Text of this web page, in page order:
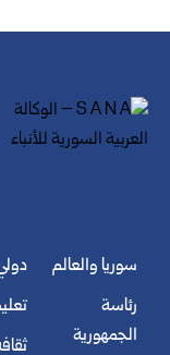
سوريا والعالم
رئاسة
الجمهورية